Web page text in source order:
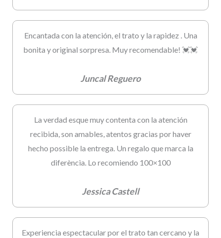
Encantada con la atención, el trato y la rapidez . Una
bonita y original sorpresa. Muy recomendable! 💓💓
Juncal Reguero
La verdad esque muy contenta con la atención
recibida, son amables, atentos gracias por haver
hecho possible la entrega. Un regalo que marca la
diferència. Lo recomiendo 100×100
Jessica Castell
Experiencia espectacular por el trato tan cercano y la